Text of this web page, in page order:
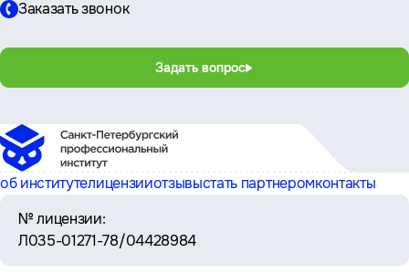
Заказать звонок
Задать вопрос
об институтелицензииотзывыстать партнеромконтакты
№ лицензии:
Л035-01271-78/04428984